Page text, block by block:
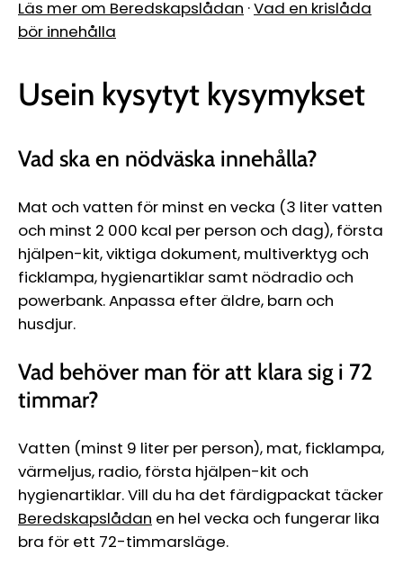
Läs mer om Beredskapslådan ·Vad en krislåda
bör innehålla
Usein kysytyt kysymykset
Vad ska en nödväska innehålla?
Mat och vatten för minst en vecka (3 liter vatten
och minst 2 000 kcal per person och dag), första
hjälpen-kit, viktiga dokument, multiverktyg och
ficklampa, hygienartiklar samt nödradio och
powerbank. Anpassa efter äldre, barn och
husdjur.
Vad behöver man för att klara sig i 72
timmar?
Vatten (minst 9 liter per person), mat, ficklampa,
värmeljus, radio, första hjälpen-kit och
hygienartiklar. Vill du ha det färdigpackat täcker
Beredskapslådan en hel vecka och fungerar lika
bra för ett 72-timmarsläge.